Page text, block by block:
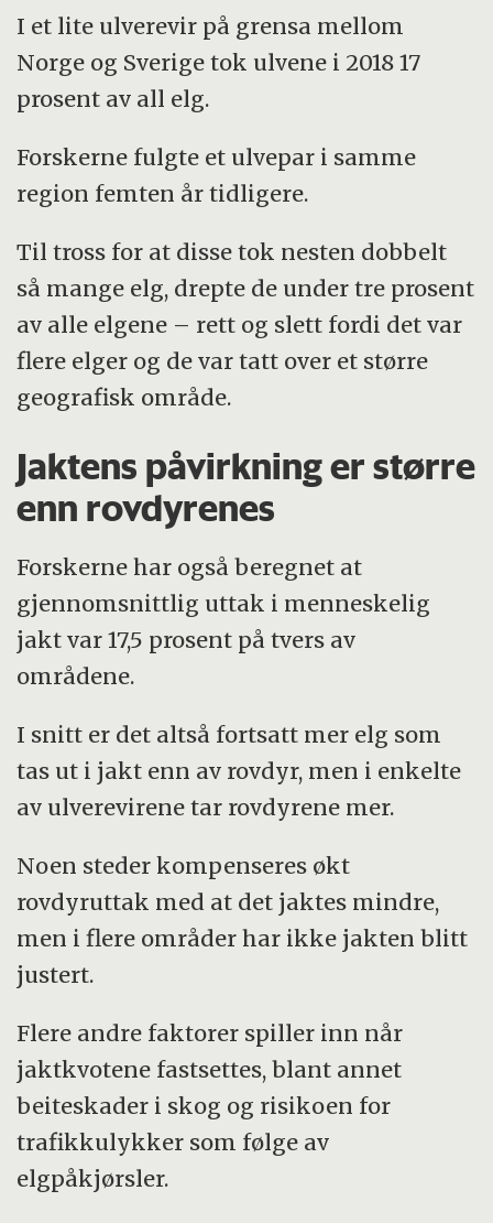
I et lite ulverevir på grensa mellom
Norge og Sverige tok ulvene i 2018 17
prosent av all elg.
Forskerne fulgte et ulvepar i samme
region femten år tidligere.
Til tross for at disse tok nesten dobbelt
så mange elg, drepte de under tre prosent
av alle elgene – rett og slett fordi det var
flere elger og de var tatt over et større
geografisk område.
Jaktens påvirkning er større
enn rovdyrenes
Forskerne har også beregnet at
gjennomsnittlig uttak i menneskelig
jakt var 17,5 prosent på tvers av
områdene.
I snitt er det altså fortsatt mer elg som
tas ut i jakt enn av rovdyr, men i enkelte
av ulverevirene tar rovdyrene mer.
Noen steder kompenseres økt
rovdyruttak med at det jaktes mindre,
men i flere områder har ikke jakten blitt
justert.
Flere andre faktorer spiller inn når
jaktkvotene fastsettes, blant annet
beiteskader i skog og risikoen for
trafikkulykker som følge av
elgpåkjørsler.